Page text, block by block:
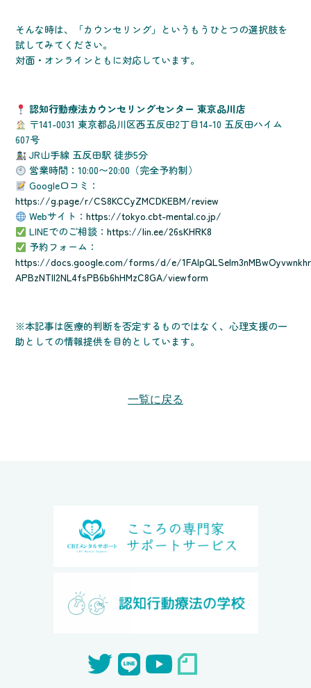
そんな時は、「カウンセリング」というもうひとつの選択肢を
試してみてください。
対面・オンラインともに対応しています。
認知行動療法カウンセリングセンター 東京品川店
〒141-0031 東京都品川区西五反田2丁目14-10 五反田ハイム
607号
JR山手線 五反田駅 徒歩5分
営業時間：10:00〜20:00（完全予約制）
Google口コミ：
https://g.page/r/CS8KCCyZMCDKEBM/review
Webサイト：https://tokyo.cbt-mental.co.jp/
LINEでのご相談：https://lin.ee/26sKHRK8
予約フォーム：
https://docs.google.com/forms/d/e/
APBzNTll2NL4fsPB6b6hHMzC8GA/viewform
※本記事は医療的判断を否定するものではなく、心理支援の一
助としての情報提供を目的としています。
一覧に戻る